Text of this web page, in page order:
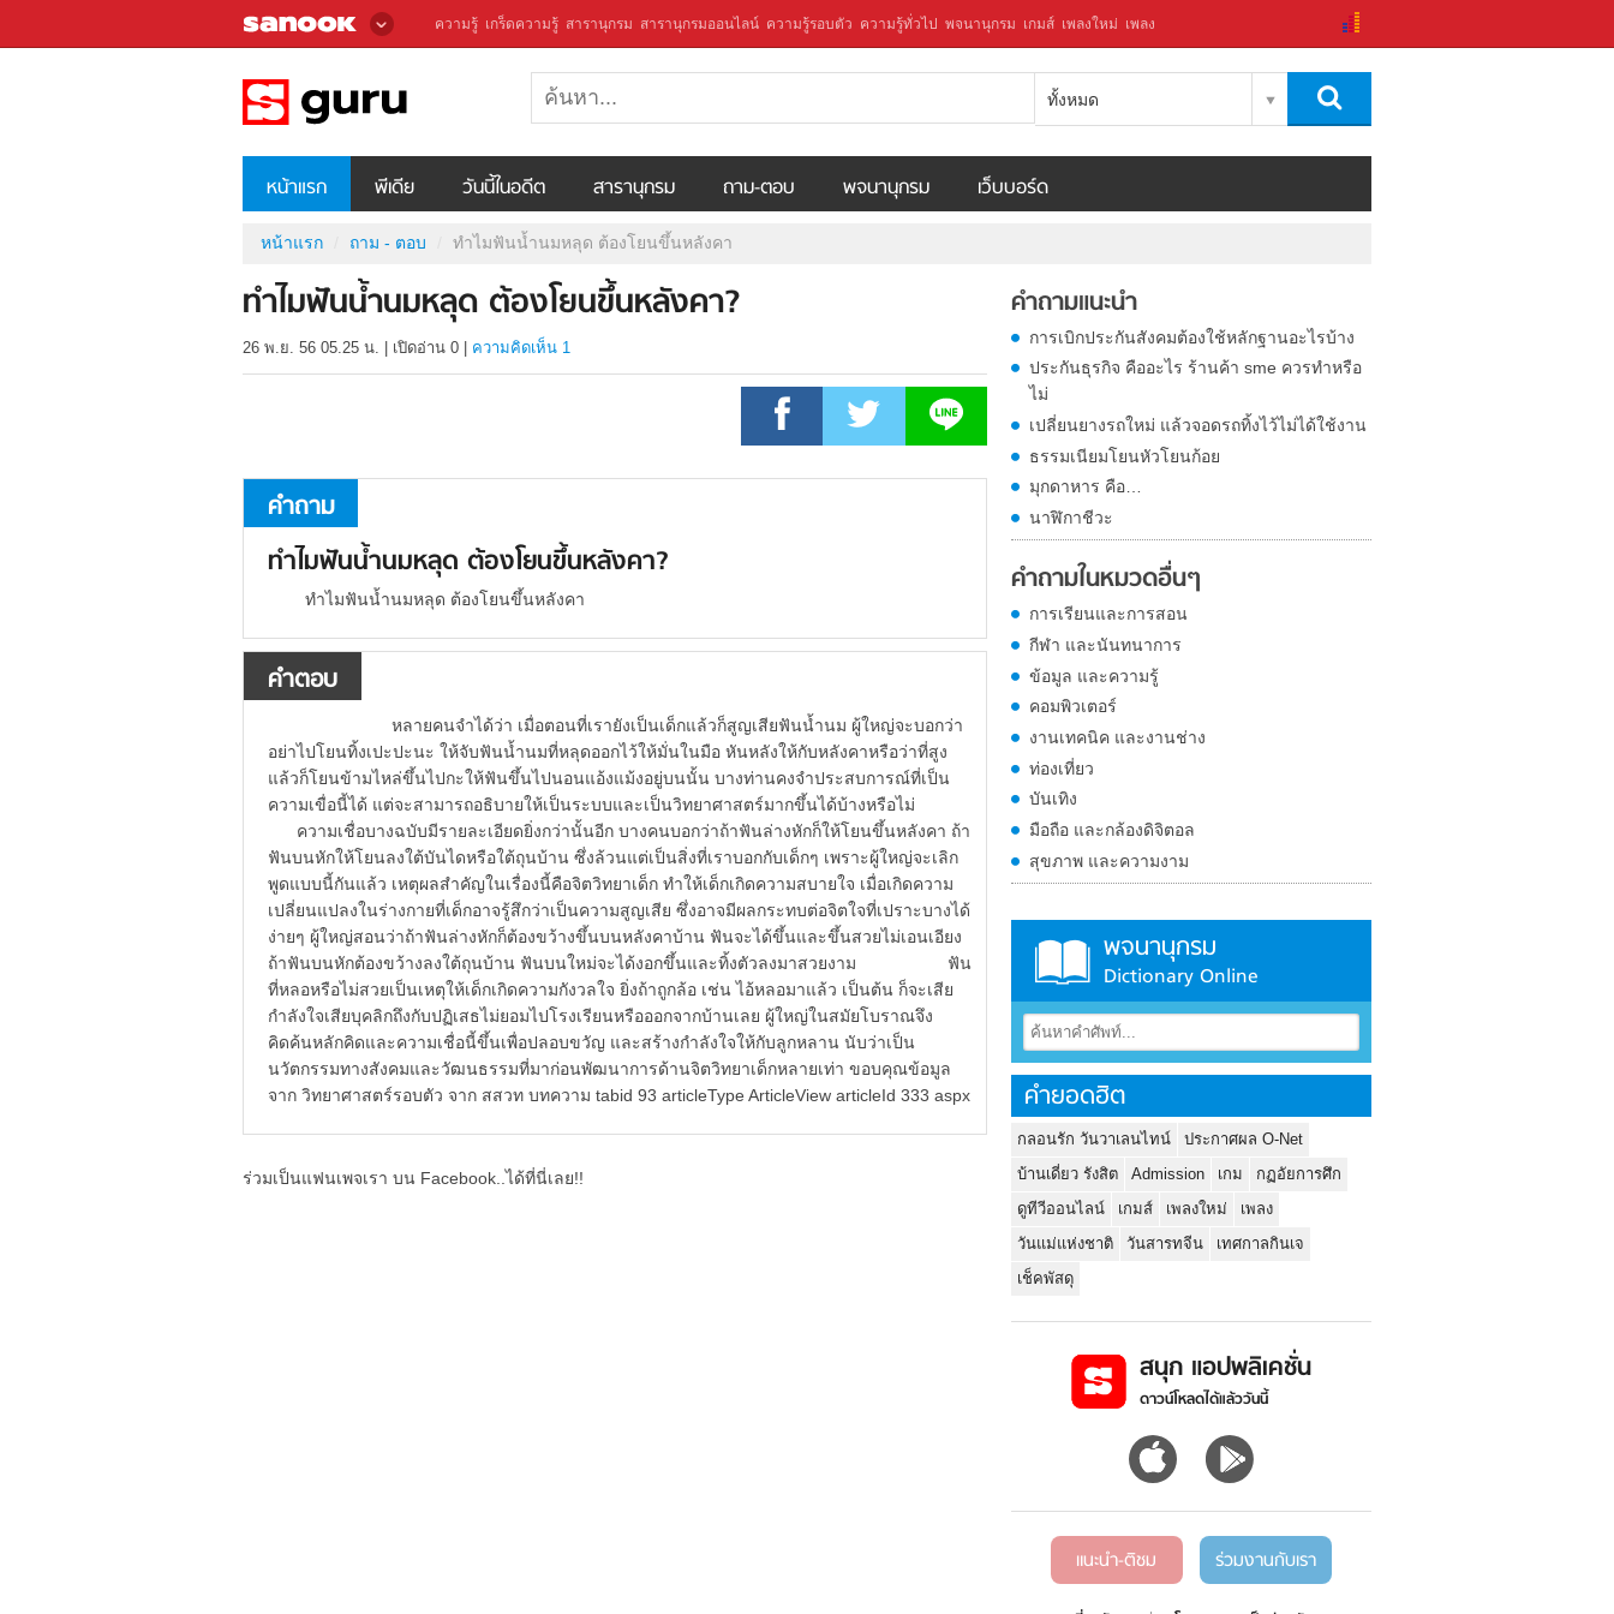
ความรู้ เกร็ดความรู้ สารานุกรม สารานุกรมออนไลน์ ความรู้รอบตัว ความรู้ทั่วไป พจนานุกรม เกมส์ เพลงใหม่ เพลง
ทั้งหมด
หน้าแรก พีเดีย วันนี้ในอดีต สารานุกรม ถาม-ตอบ พจนานุกรม เว็บบอร์ด
หน้าแรก ถาม - ตอบ ทำไมฟันน้ำนมหลุด ต้องโยนขึ้นหลังคา
ทำไมฟันน้ำนมหลุด ต้องโยนขึ้นหลังคา?
26 พ.ย. 56 05.25 น. เปิดอ่าน 0 ความคิดเห็น 1
คำถาม
ทำไมฟันน้ำนมหลุด ต้องโยนขึ้นหลังคา?
ทำไมฟันน้ำนมหลุด ต้องโยนขึ้นหลังคา
คำตอบ
หลายคนจำได้ว่า เมื่อตอนที่เรายังเป็นเด็กแล้วก็สูญเสียฟันน้ำนม ผู้ใหญ่จะบอกว่า
อย่าไปโยนทิ้งเปะปะนะ ให้จับฟันน้ำนมที่หลุดออกไว้ให้มั่นในมือ หันหลังให้กับหลังคาหรือว่าที่สูง
แล้วก็โยนข้ามไหล่ขึ้นไปกะให้ฟันขึ้นไปนอนแอ้งแม้งอยู่บนนั้น บางท่านคงจำประสบการณ์ที่เป็น
ความเขื่อนี้ได้ แต่จะสามารถอธิบายให้เป็นระบบและเป็นวิทยาศาสตร์มากขึ้นได้บ้างหรือไม่
ความเชื่อบางฉบับมีรายละเอียดยิ่งกว่านั้นอีก บางคนบอกว่าถ้าฟันล่างหักก็ให้โยนขึ้นหลังคา ถ้า
ฟันบนหักให้โยนลงใต้บันไดหรือใต้ถุนบ้าน ซึ่งล้วนแต่เป็นสิ่งที่เราบอกกับเด็กๆ เพราะผู้ใหญ่จะเลิก
พูดแบบนี้กันแล้ว เหตุผลสำคัญในเรื่องนี้คือจิตวิทยาเด็ก ทำให้เด็กเกิดความสบายใจ เมื่อเกิดความ
เปลี่ยนแปลงในร่างกายที่เด็กอาจรู้สึกว่าเป็นความสูญเสีย ซึ่งอาจมีผลกระทบต่อจิตใจที่เปราะบางได้
ง่ายๆ ผู้ใหญ่สอนว่าถ้าฟันล่างหักก็ต้องขว้างขึ้นบนหลังคาบ้าน ฟันจะได้ขึ้นและขึ้นสวยไม่เอนเอียง
ถ้าฟันบนหักต้องขว้างลงใต้ถุนบ้าน ฟันบนใหม่จะได้งอกขึ้นและทิ้งตัวลงมาสวยงาม ฟัน
ที่หลอหรือไม่สวยเป็นเหตุให้เด็กเกิดความกังวลใจ ยิ่งถ้าถูกล้อ เช่น ไอ้หลอมาแล้ว เป็นต้น ก็จะเสีย
กำลังใจเสียบุคลิกถึงกับปฏิเสธไม่ยอมไปโรงเรียนหรือออกจากบ้านเลย ผู้ใหญ่ในสมัยโบราณจึง
คิดค้นหลักคิดและความเชื่อนี้ขึ้นเพื่อปลอบขวัญ และสร้างกำลังใจให้กับลูกหลาน นับว่าเป็น
นวัตกรรมทางสังคมและวัฒนธรรมที่มาก่อนพัฒนาการด้านจิตวิทยาเด็กหลายเท่า ขอบคุณข้อมูล
จาก วิทยาศาสตร์รอบตัว จาก สสวท บทความ tabid 93 articleType ArticleView articleId 333 aspx
ร่วมเป็นแฟนเพจเรา บน Facebook..ได้ที่นี่เลย!!
คำถามแนะนำ
การเบิกประกันสังคมต้องใช้หลักฐานอะไรบ้าง
ประกันธุรกิจ คืออะไร ร้านค้า sme ควรทำหรือ
ไม่
เปลี่ยนยางรถใหม่ แล้วจอดรถทิ้งไว้ไม่ได้ใช้งาน
ธรรมเนียมโยนหัวโยนก้อย
มุกดาหาร คือ…
นาฬิกาชีวะ
คำถามในหมวดอื่นๆ
การเรียนและการสอน
กีฬา และนันทนาการ
ข้อมูล และความรู้
คอมพิวเตอร์
งานเทคนิค และงานช่าง
ท่องเที่ยว
บันเทิง
มือถือ และกล้องดิจิตอล
สุขภาพ และความงาม
พจนานุกรม
Dictionary Online
คำยอดฮิต
กลอนรัก วันวาเลนไทน์
ประกาศผล O-Net
บ้านเดี่ยว รังสิต
Admission เกม
กฏอัยการศึก
ดูทีวีออนไลน์
เกมส์ เพลงใหม่
เพลง
วันแม่แห่งชาติ
วันสารทจีน
เทศกาลกินเจ
เช็คพัสดุ
สนุก แอปพลิเคชั่น
ดาวน์โหลดได้แล้ววันนี้
แนะนำ-ติชม ร่วมงานกับเรา